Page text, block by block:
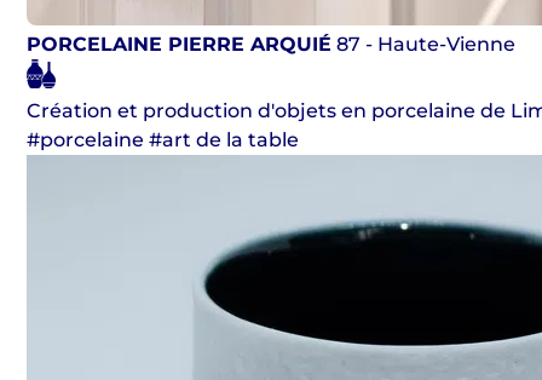
PORCELAINE PIERRE ARQUIÉ 87 - Haute-Vienne
Création et production d'objets en porcelaine de
#porcelaine #art de la table